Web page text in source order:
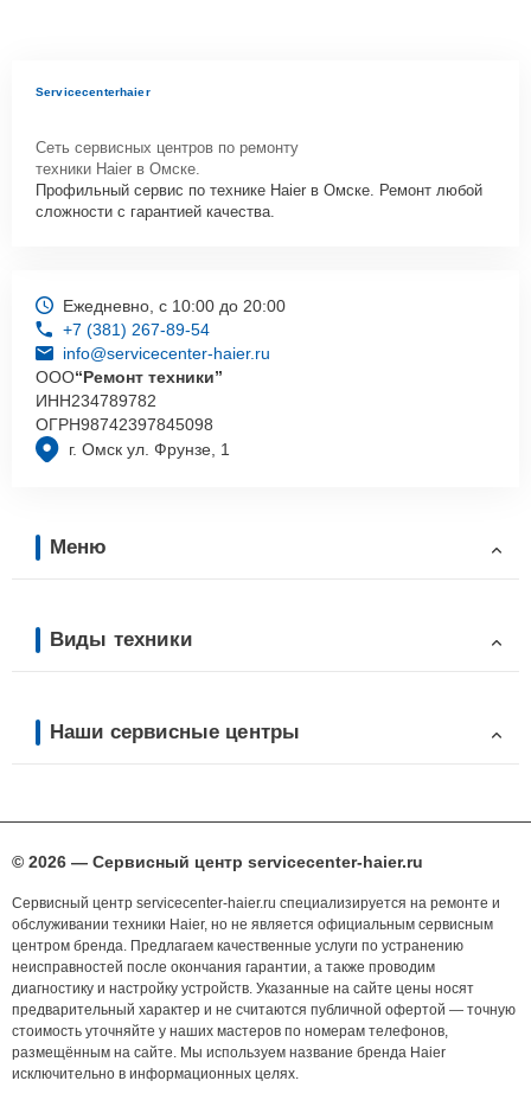
Servicecenterhaier
Сеть сервисных центров по ремонту
техники Haier в Омске.
Профильный сервис по технике Haier в Омске. Ремонт любой
сложности с гарантией качества.
г. Омск ул. Фрунзе, 1
Ежедневно, с 10:00 до 20:00
+7 (381) 267-89-54
info@servicecenter-haier.ru
ООО“Ремонт техники”
ИНН234789782
ОГРН98742397845098
Меню
Виды техники
Наши сервисные центры
© 2026 — Сервисный центр servicecenter-haier.ru
Сервисный центр servicecenter-haier.ru специализируется на ремонте и
обслуживании техники Haier, но не является официальным сервисным
центром бренда. Предлагаем качественные услуги по устранению
неисправностей после окончания гарантии, а также проводим
диагностику и настройку устройств. Указанные на сайте цены носят
предварительный характер и не считаются публичной офертой — точную
стоимость уточняйте у наших мастеров по номерам телефонов,
размещённым на сайте. Мы используем название бренда Haier
исключительно в информационных целях.